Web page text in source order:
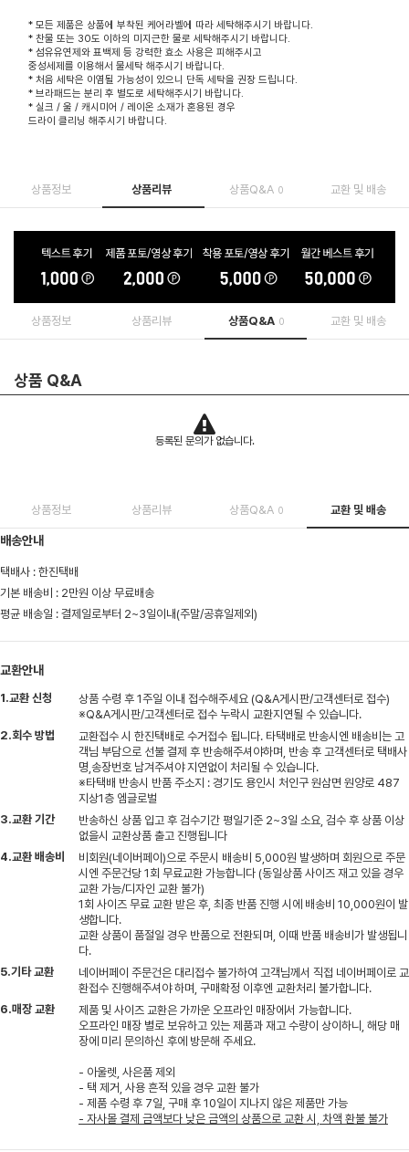
* 모든 제품은 상품에 부착된 케어라벨에 따라 세탁해주시기 바랍니다.
* 찬물 또는 30도 이하의 미지근한 물로 세탁해주시기 바랍니다.
* 섬유유연제와 표백제 등 강력한 효소 사용은 피해주시고
중성세제를 이용해서 물세탁 해주시기 바랍니다.
* 처음 세탁은 이염될 가능성이 있으니 단독 세탁을 권장 드립니다.
* 브라패드는 분리 후 별도로 세탁해주시기 바랍니다.
* 실크 / 울 / 캐시미어 / 레이온 소재가 혼용된 경우
드라이 클리닝 해주시기 바랍니다.
상품정보 상품리뷰 상품Q&A 0 교환 및 배송
상품정보 상품리뷰 상품Q&A 0 교환 및 배송
상품 Q&A
등록된 문의가 없습니다.
상품정보 상품리뷰 상품Q&A 0 교환 및 배송
배송안내
택배사 : 한진택배
기본 배송비 : 2만원 이상 무료배송
평균 배송일 : 결제일로부터 2~3일이내(주말/공휴일제외)
교환안내
1.교환 신청
상품 수령 후 1주일 이내 접수해주세요 (Q&A게시판/고객센터로 접수)
※Q&A게시판/고객센터로 접수 누락시 교환지연될 수 있습니다.
2.회수 방법
교환접수 시 한진택배로 수거접수 됩니다. 타택배로 반송시엔 배송비는 고
객님 부담으로 선불 결제 후 반송해주셔야하며, 반송 후 고객센터로 택배사
명,송장번호 남겨주셔야 지연없이 처리될 수 있습니다.
※타택배 반송시 반품 주소지 : 경기도 용인시 처인구 원삼면 원양로 487
지상1층 엠글로벌
3.교환 기간
반송하신 상품 입고 후 검수기간 평일기준 2~3일 소요, 검수 후 상품 이상
없을시 교환상품 출고 진행됩니다
4.교환 배송비
비회원(네이버페이)으로 주문시 배송비 5,000원 발생하며 회원으로 주문
시엔 주문건당 1회 무료교환 가능합니다 (동일상품 사이즈 재고 있을 경우
교환 가능/디자인 교환 불가)
1회 사이즈 무료 교환 받은 후, 최종 반품 진행 시에 배송비 10,000원이 발
생합니다.
교환 상품이 품절일 경우 반품으로 전환되며, 이때 반품 배송비가 발생됩니
다.
5.기타 교환
네이버페이 주문건은 대리접수 불가하여 고객님께서 직접 네이버페이로 교
환접수 진행해주셔야 하며, 구매확정 이후엔 교환처리 불가합니다.
6.매장 교환
제품 및 사이즈 교환은 가까운 오프라인 매장에서 가능합니다.
오프라인 매장 별로 보유하고 있는 제품과 재고 수량이 상이하니, 해당 매
장에 미리 문의하신 후에 방문해 주세요.
- 아울렛, 사은품 제외
- 택 제거, 사용 흔적 있을 경우 교환 불가
- 제품 수령 후 7일, 구매 후 10일이 지나지 않은 제품만 가능
- 자사몰 결제 금액보다 낮은 금액의 상품으로 교환 시, 차액 환불 불가